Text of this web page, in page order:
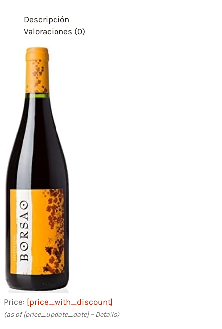
Descripción
Valoraciones (0)
Price: [price_with_discount]
(as of [price_update_date] – Details)